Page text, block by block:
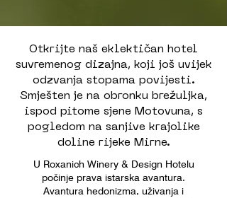
Otkrijte naš eklektičan hotel
suvremenog dizajna, koji još uvijek
odzvanja stopama povijesti.
Smješten je na obronku brežuljka,
ispod pitome sjene Motovuna, s
pogledom na sanjive krajolike
doline rijeke Mirne.
U Roxanich Winery & Design Hotelu
počinje prava istarska avantura.
Avantura hedonizma, uživanja i